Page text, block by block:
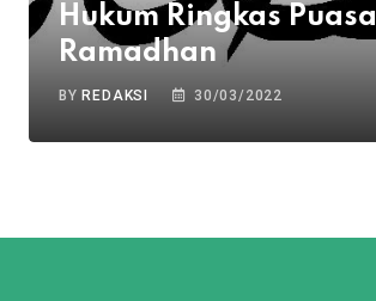
Hukum Ringkas Puasa
Ramadhan
BYREDAKSI 30/03/2022